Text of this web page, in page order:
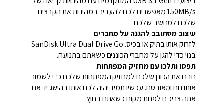
150MB/s מאפשרים לכם להעביר במהירות את הקבצים
שלכם למחשב שלכם
עיצוב מסתובב להגנה על מחברים
לזרוק אותו בתיק או בכיס. SanDisk Ultra Dual Drive Go
בנוי כדי להגן על מחברי הכוננים כשאתם בתנועה.
תפסו ותלכו עם מחזיק המפתחות
חברו את הכונן שלכם למחזיק המפתחות שלכם כדי לשמור
אותו נוח ומאובטח. עכשיו תמיד יהיה לכם אותו בהישג יד אם
אתה צריכים לפנות מקום כשאתם בחוץ.